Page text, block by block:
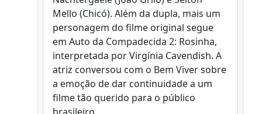
Mello (Chicó). Além da dupla, mais um
personagem do filme original segue
em Auto da Compadecida 2: Rosinha,
interpretada por Virgínia Cavendish. A
atriz conversou com o Bem Viver sobre
a emoção de dar continuidade a um
filme tão querido para o público